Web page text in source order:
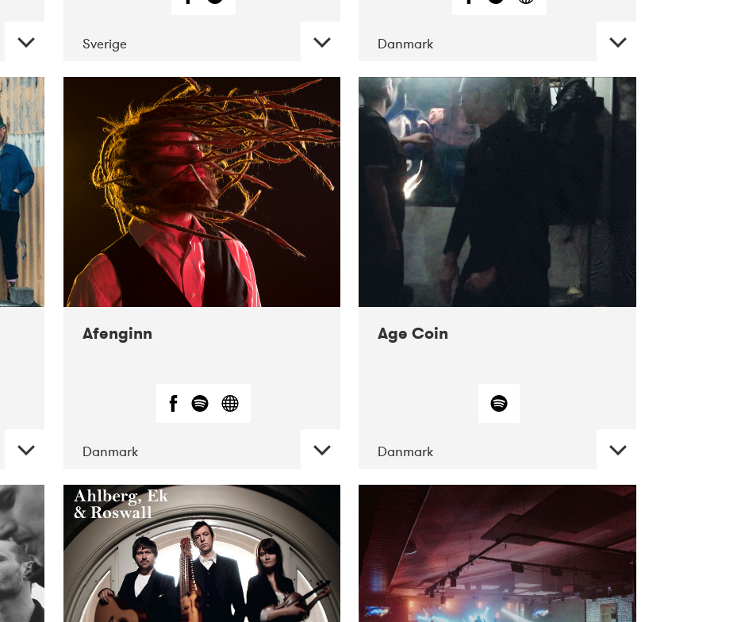
Sverige
DATE
CONCERTS
02-2019
Huset i
Hasserisgade
Danmark
Afenginn
Danmark
DATE
CONCERTS
01-2019
Mentanarhúsið
11-2017
Mix
Musik
Age Coin
Danmark
DATE
CONCERTS
10-2017 ALICE